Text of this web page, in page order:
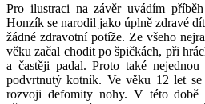
Pro ilustraci na závěr uvádím
Honzík se narodil jako úplně zdravé
žádné zdravotní potíže. Ze všeho
věku začal chodit po špičkách, při
a častěji padal. Proto také
podvrtnutý kotník. Ve věku 12 let
rozvoji defomity nohy. V této době